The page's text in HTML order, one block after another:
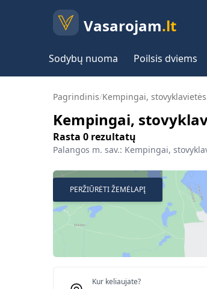
Vasarojam.lt
Sodybų nuoma Poilsis dviems
Pagrindinis/Kempingai, stovyklavietės
Kempingai,
Rasta 0 rezultatų
Palangos m. sav.: Kempingai,
PERŽIŪRĖTI ŽEMĖLAPĮ
Kur keliaujate?